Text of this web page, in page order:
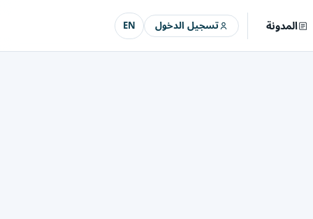
المدونة تسجيل الدخول EN